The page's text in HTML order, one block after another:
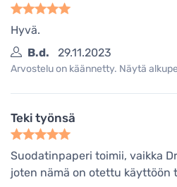
Hyvä.
B.d.
29.11.2023
Arvostelu on käännetty. Näytä
Teki työnsä
Suodatinpaperi toimii, vaikka
joten nämä on otettu käyttöön